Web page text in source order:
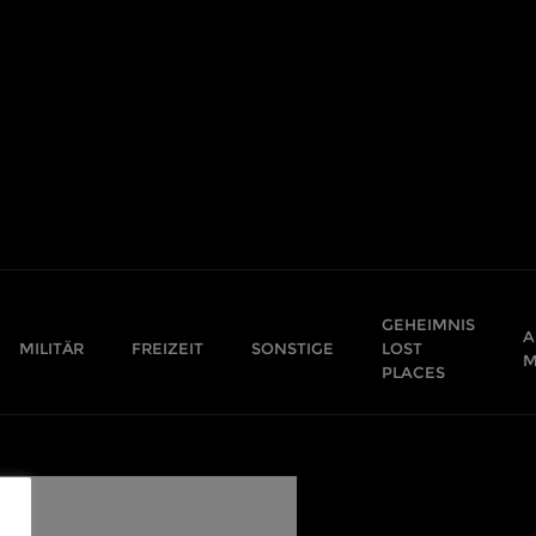
MILITÄR FREIZEIT SONSTIGE
GEHEIMNIS
LOST
PLACES